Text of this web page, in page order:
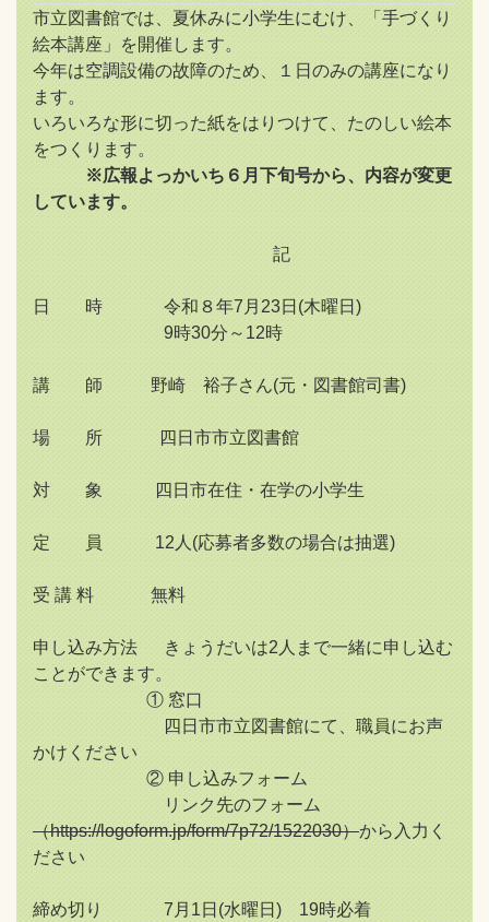
市立図書館では、夏休みに小学生にむけ、「手づくり
絵本講座」を開催します。
今年は空調設備の故障のため、１日のみの講座になり
ます。
いろいろな形に切った紙をはりつけて、たのしい絵本
をつくります。
※広報よっかいち６月下旬号から、内容が変更
しています。
記
日 時 令和８年7月23日(木曜日)
9時30分～12時
講 師 野崎 裕子さん(元・図書館司書)
場 所 四日市市立図書館
対 象 四日市在住・在学の小学生
定 員 12人(応募者多数の場合は抽選)
受 講 料 無料
申し込み方法 きょうだいは2人まで一緒に申し込む
ことができます。
① 窓口
四日市市立図書館にて、職員にお声
かけください
② 申し込みフォーム
リンク先のフォーム
（https://logoform.jp/form/7p72/1522030）から入力く
ださい
締め切り 7月1日(水曜日) 19時必着